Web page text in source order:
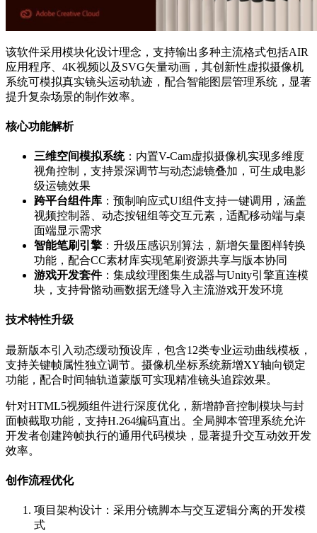
该软件采用模块化设计理念，支持输出多种主流格式包括AIR
应用程序、4K视频以及SVG矢量动画，其创新性虚拟摄像机
系统可模拟真实镜头运动轨迹，配合智能图层管理系统，显著
提升复杂场景的制作效率。
核心功能解析
三维空间模拟系统：内置V-Cam虚拟摄像机实现多维度
视角控制，支持景深调节与动态滤镜叠加，可生成电影
级运镜效果
跨平台组件库 ：预制响应式UI组件支持一键调用，涵盖
视频控制器、动态按钮组等交互元素，适配移动端与桌
面端显示需求
智能笔刷引擎 ：升级压感识别算法，新增矢量图样转换
功能，配合CC素材库实现笔刷资源共享与版本协同
游戏开发套件：集成纹理图集生成器与Unity引擎直连模
块，支持骨骼动画数据无缝导入主流游戏开发环境
技术特性升级
最新版本引入动态缓动预设库，包含12类专业运动曲线模板，
支持关键帧属性独立调节。摄像机坐标系统新增XY轴向锁定
功能，配合时间轴轨道蒙版可实现精准镜头追踪效果。
针对HTML5视频组件进行深度优化，新增静音控制模块与封
面帧截取功能，支持H.264编码直出。全局脚本管理系统允许
开发者创建跨帧执行的通用代码模块，显著提升交互动效开发
效率。
创作流程优化
项目架构设计：采用分镜脚本与交互逻辑分离的开发模
式